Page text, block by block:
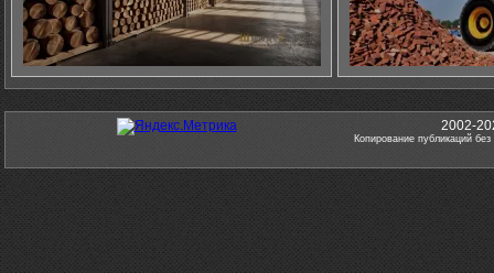
2002-
Копирование публикаций